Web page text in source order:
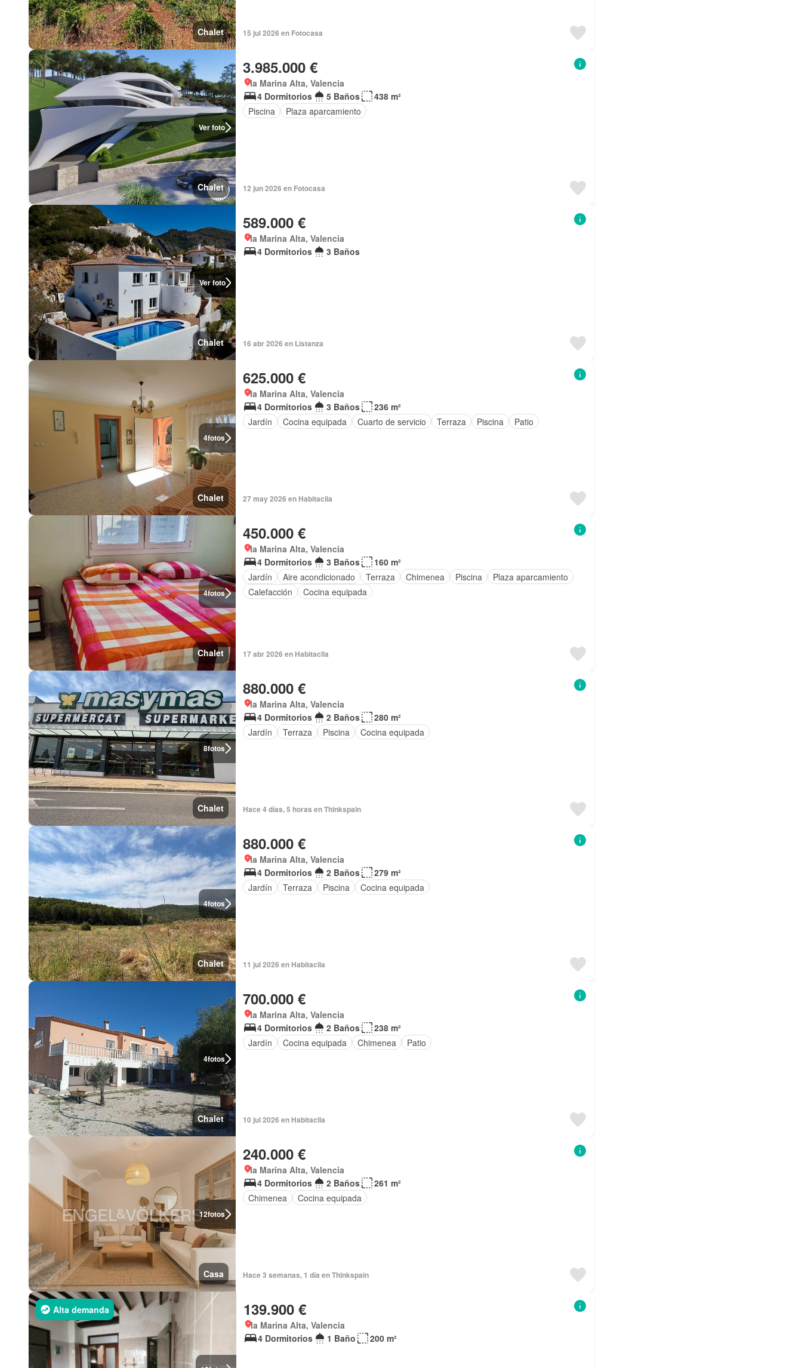
Chalet 15 jul 2026 en Fotocasa
Ver foto
Chalet
3.985.000 €
la Marina Alta, Valencia
4 Dormitorios
5 Baños
438 m²
Piscina
Plaza aparcamiento
12 jun 2026 en Fotocasa
Ver foto
Chalet
589.000 €
la Marina Alta, Valencia
4 Dormitorios
3 Baños
16 abr 2026 en Listanza
4fotos
Chalet
625.000 €
la Marina Alta, Valencia
4 Dormitorios
3 Baños
236 m²
Jardín
Cocina equipada Cuarto de servicio Terraza Piscina Patio
27 may 2026 en Habitaclia
4fotos
Chalet
450.000 €
la Marina Alta, Valencia
4 Dormitorios
3 Baños
160 m²
Jardín
Aire acondicionado Terraza Chimenea Piscina
Plaza aparcamiento
Calefacción
Cocina equipada
17 abr 2026 en Habitaclia
8fotos
Chalet
880.000 €
la Marina Alta, Valencia
4 Dormitorios
2 Baños
280 m²
Jardín
Terraza Piscina Cocina equipada
Hace 4 días, 5 horas en Thinkspain
4fotos
Chalet
880.000 €
la Marina Alta, Valencia
4 Dormitorios
2 Baños
279 m²
Jardín
Terraza Piscina Cocina equipada
11 jul 2026 en Habitaclia
4fotos
Chalet
700.000 €
la Marina Alta, Valencia
4 Dormitorios
2 Baños
238 m²
Jardín
Cocina equipada Chimenea Patio
10 jul 2026 en Habitaclia
12fotos
Casa
240.000 €
la Marina Alta, Valencia
4 Dormitorios
2 Baños
261 m²
Chimenea
Cocina equipada
Hace 3 semanas, 1 día en Thinkspain
Alta demanda 139.900 €
la Marina Alta, Valencia
4 Dormitorios
1 Baño 200 m²